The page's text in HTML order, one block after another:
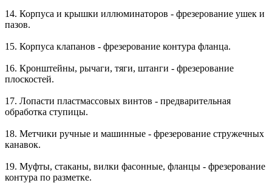
14. Корпуса и крышки иллюминаторов - фрезерование ушек и
пазов.
15. Корпуса клапанов - фрезерование контура фланца.
16. Кронштейны, рычаги, тяги, штанги - фрезерование
плоскостей.
17. Лопасти пластмассовых винтов - предварительная
обработка ступицы.
18. Метчики ручные и машинные - фрезерование стружечных
канавок.
19. Муфты, стаканы, вилки фасонные, фланцы - фрезерование
контура по разметке.